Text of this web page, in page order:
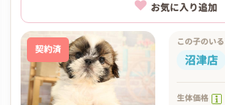
お気に入り追加
契約済
この子のい
沼津店
生体価格